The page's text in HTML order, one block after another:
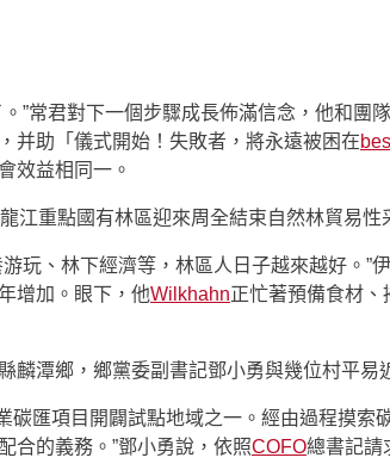
”常君對下一個步驟成長佈滿信念，他和團
并助「儀式開始！失敗者，將永遠被困在
效益相同一。
江重點國有林區迎來周全結束自然林貿易性
玩、林下經濟等，林區人日子越來越好。”
增加。眼下，他Wilkhahn正忙著預備食材、
潭鄉，鄉黨委副書記鄧小勇與幾位村平易
碳匯項目開闢試點地域之一。經由過程摸索
合的義務。”鄧小勇說，依照COFO總書記請